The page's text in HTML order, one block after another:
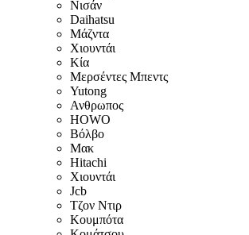
Νισάν
Daihatsu
Μάζντα
Χιουντάι
Κία
Μερσέντες Μπεντς
Yutong
Ανθρωπος
HOWO
Βόλβο
Μακ
Hitachi
Χιουντάι
Jcb
Τζον Ντιρ
Κουμπότα